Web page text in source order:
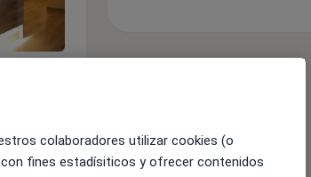
colaboradores utilizar cookies (o
fines estadísiticos y ofrecer contenidos